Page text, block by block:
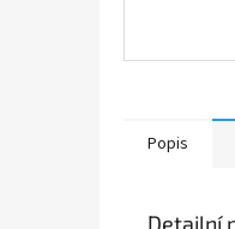
Popis
Detailní